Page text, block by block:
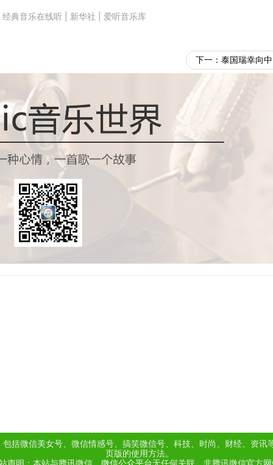
经典音乐在线听 新华社 爱听音乐库
下一： 泰国瑞幸向
包括微信美女号、微信情感号、搞笑微信号、科技、时尚、财经、资讯
页版的使用方法。
声明：本站与腾讯微信、 微信公众平台无任何关联，非腾讯微信官方网